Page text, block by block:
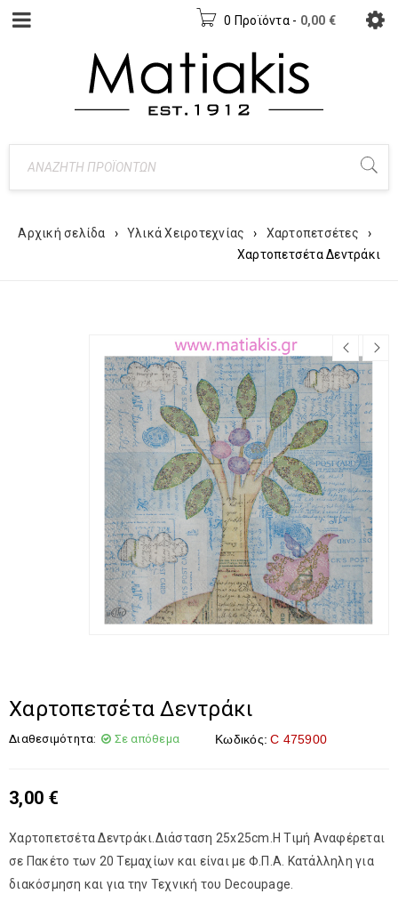
0 Προϊόντα - 0,00 €
Αρχική σελίδα › Υλικά Χειροτεχνίας › Χαρτοπετσέτες
›
Χαρτοπετσέτα Δεντράκι
Χαρτοπετσέτα Δεντράκι
Διαθεσιμότητα: Σε απόθεμα Κωδικός: C 475900
3,00 €
Χαρτοπετσέτα Δεντράκι.Διάσταση 25x25cm.Η Τιμή Αναφέρεται
σε Πακέτο των 20 Τεμαχίων και είναι με Φ.Π.Α. Κατάλληλη για
διακόσμηση και για την Τεχνική του Decoupage.